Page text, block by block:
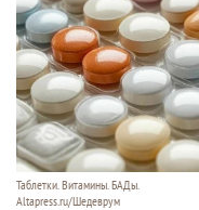
Таблетки. Витамины. БАДы.
Altapress.ru/Шедеврум